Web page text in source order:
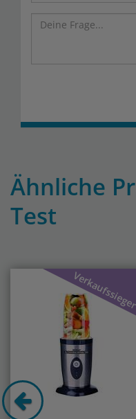
Ähnliche
Test
Verkaufssieger
Previous